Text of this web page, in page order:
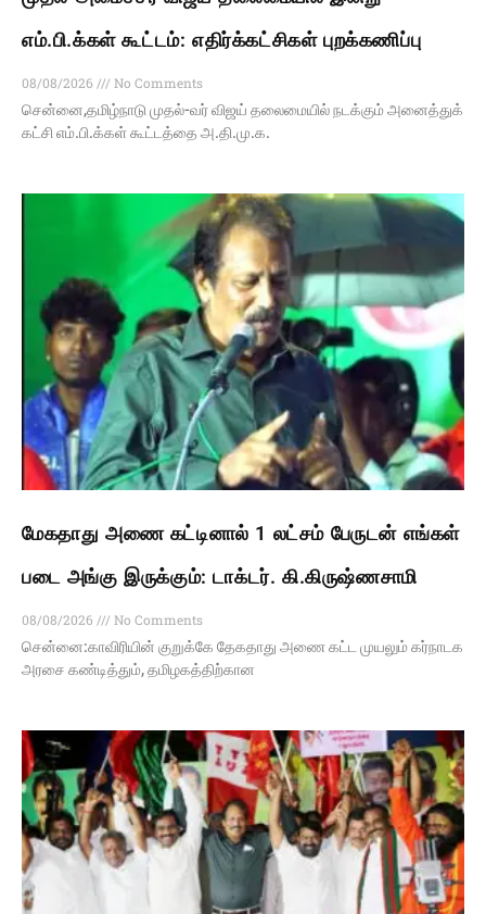
எம்.பி.க்கள் கூட்டம்: எதிர்க்கட்சிகள் புறக்கணிப்பு
08/08/2026
No Comments
சென்னை,தமிழ்நாடு முதல்-வர் விஜய் தலைமையில் நடக்கும் அனைத்துக்
கட்சி எம்.பி.க்கள் கூட்டத்தை அ.தி.மு.க.
மேகதாது அணை கட்டினால் 1 லட்சம் பேருடன் எங்கள்
படை அங்கு இருக்கும்: டாக்டர். கி.கிருஷ்ணசாமி
08/08/2026
No Comments
சென்னை:காவிரியின் குறுக்கே தேகதாது அணை கட்ட முயலும் கர்நாடக
அரசை கண்டித்தும், தமிழகத்திற்கான